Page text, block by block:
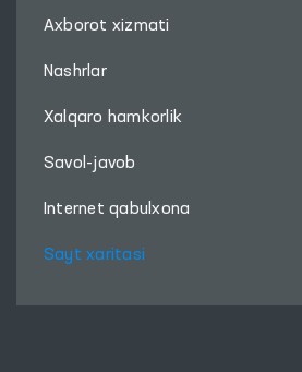
Axborot xizmati
Nashrlar
Xalqaro hamkorlik
Savol-javob
Internet qabulxona
Sayt xaritasi